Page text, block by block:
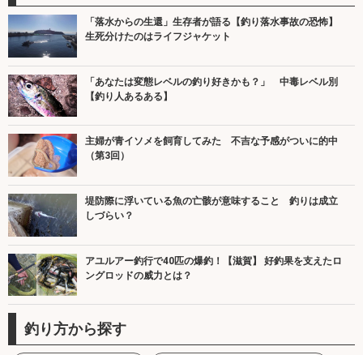
「落水からの生還」生存者が語る【釣り落水事故の恐怖】
生死分けたのはライフジャケット
「あなたは変態レベルの釣り好きかも？」 中毒レベル別
【釣り人あるある】
主婦が青イソメを飼育してみた 不吉な予感がついに的中
（第3回）
堤防際に浮いている魚の亡骸が意味すること 釣りは成立
しづらい？
アユルアー釣行で40匹の爆釣！【滋賀】 好釣果を支えたロ
ングロッドの威力とは？
釣り方から探す